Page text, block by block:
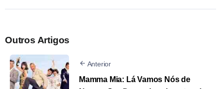
Outros Artigos
Anterior
Mamma Mia: Lá Vamos Nós de